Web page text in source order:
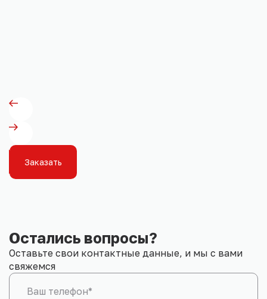
Заказать
Остались вопросы?
Оставьте свои контактные данные, и мы с вами
свяжемся
Ваш телефон*